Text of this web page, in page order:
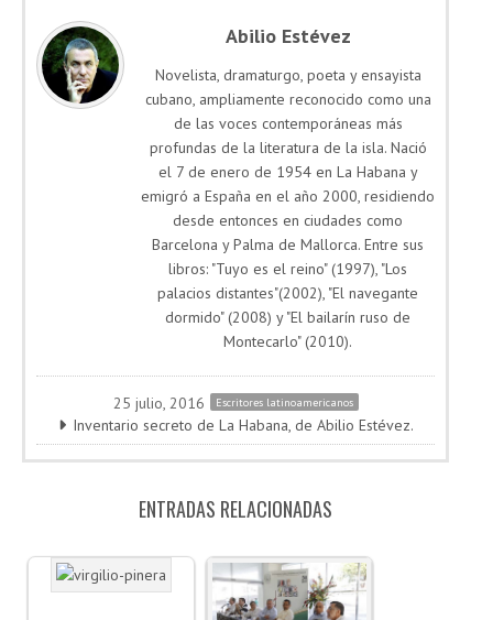
Abilio Estévez
Novelista, dramaturgo, poeta y ensayista
cubano, ampliamente reconocido como una
de las voces contemporáneas más
profundas de la literatura de la isla. Nació
el 7 de enero de 1954 en La Habana y
emigró a España en el año 2000, residiendo
desde entonces en ciudades como
Barcelona y Palma de Mallorca. Entre sus
libros: "Tuyo es el reino" (1997), "Los
palacios distantes"(2002), "El navegante
dormido" (2008) y "El bailarín ruso de
Montecarlo" (2010).
25 julio, 2016 Escritores latinoamericanos
Inventario secreto de La Habana, de Abilio Estévez.
ENTRADAS RELACIONADAS